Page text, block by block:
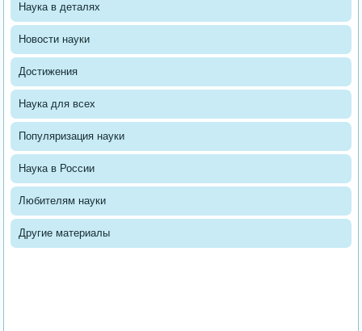
Наука в деталях
Новости науки
Достижения
Наука для всех
Популяризация науки
Наука в России
Любителям науки
Другие материалы